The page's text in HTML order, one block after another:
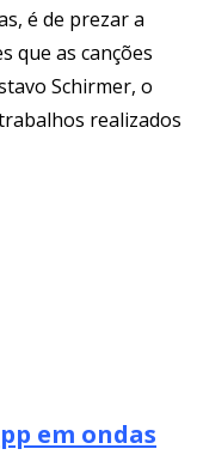
é de prezar a
que as canções
Schirmer, o
realizados
em ondas